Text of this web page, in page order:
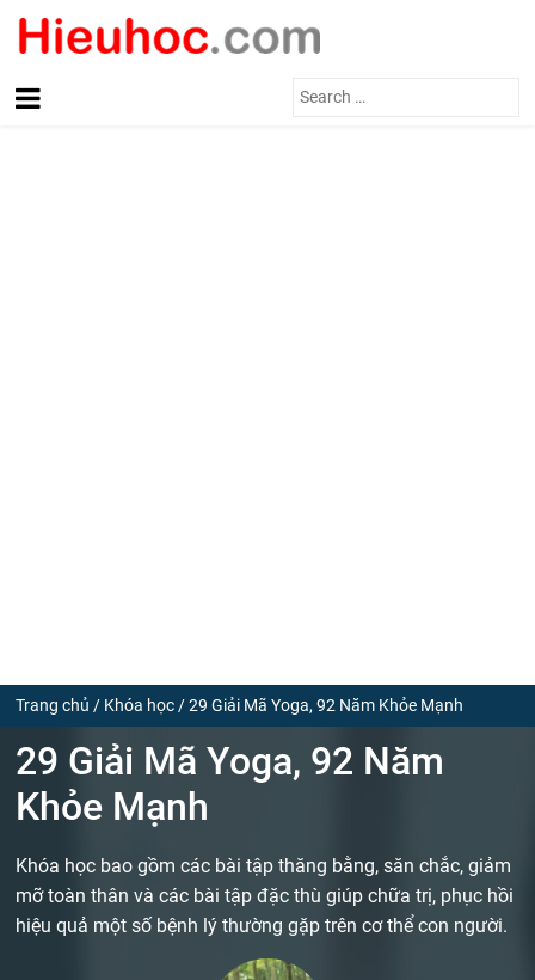
Search
Trang chủ / Khóa học /29 Giải Mã Yoga, 92 Năm Khỏe Mạnh
29 Giải Mã Yoga, 92 Năm
Khỏe Mạnh
Khóa học bao gồm các bài tập thăng bằng, săn chắc, giảm
mỡ toàn thân và các bài tập đặc thù giúp chữa trị, phục hồi
hiệu quả một số bệnh lý thường gặp trên cơ thể con người.